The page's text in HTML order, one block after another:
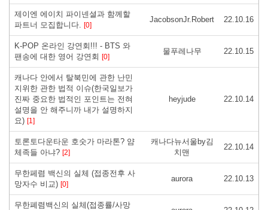
제이엔 에이치 파이넨셜과 함께할
파트너 모집합니다. [0]
JacobsonJr.Robert 22.10.16
K-POP 온라인 강연회!!! - BTS 와
팬송에 대한 영어 강연회 [0]
물푸레나무 22.10.15
캐나다 안에서 탈북민에 관한 난민
지위한 관한 법적 이슈(한국일보가
진짜 중요한 법적인 포인트는 전혀
설명을 안 해주니까 내가 설명하지
요) [1]
heyjude 22.10.14
토론토다운타운 호숫가 마라톤? 얌
체족들 아냐? [2]
캐나다뉴서울by김
치맨
22.10.14
무한페렴 백신의 실체 (접종전후 사
망자수 비교) [0]
aurora 22.10.13
무한폐렴백신의 실체(접종률/사망